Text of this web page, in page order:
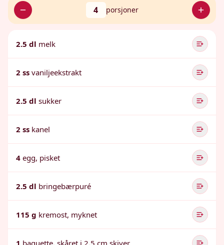
4 porsjoner
2.5 dl melk
2 ss vaniljeekstrakt
2.5 dl sukker
2 ss kanel
4 egg, pisket
2.5 dl bringebærpuré
115 g kremost, myknet
1 baguette, skåret i 2.5 cm skiver